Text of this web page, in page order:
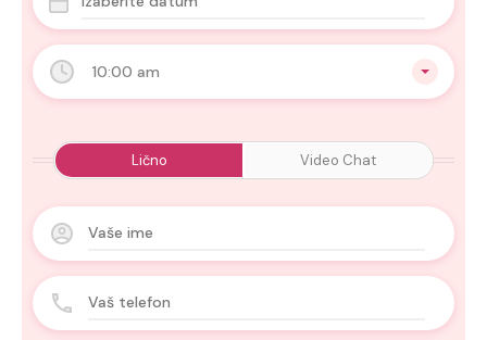
10:00 am
Lično Video Chat